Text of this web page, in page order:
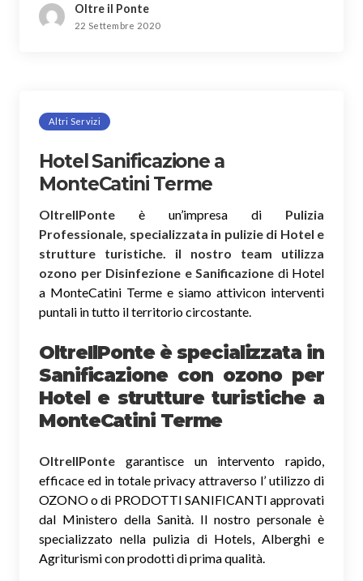
Oltre il Ponte
22 Settembre 2020
Altri Servizi
Hotel Sanificazione a
MonteCatini Terme
OltreIlPonte è un’impresa di Pulizia
Professionale, specializzata in pulizie di Hotel e
strutture turistiche. il nostro team utilizza
ozono per Disinfezione e Sanificazione di Hotel
a MonteCatini Terme e siamo attivicon interventi
puntali in tutto il territorio circostante.
OltreIlPonte è specializzata in
Sanificazione con ozono per
Hotel e strutture turistiche a
MonteCatini Terme
OltreIlPonte garantisce un intervento rapido,
efficace ed in totale privacy attraverso l’ utilizzo di
OZONO o di PRODOTTI SANIFICANTI approvati
dal Ministero della Sanità. Il nostro personale è
specializzato nella pulizia di Hotels, Alberghi e
Agriturismi con prodotti di prima qualità.